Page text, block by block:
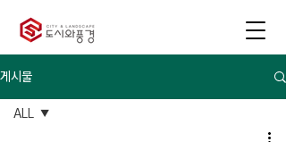
게시물
ALL